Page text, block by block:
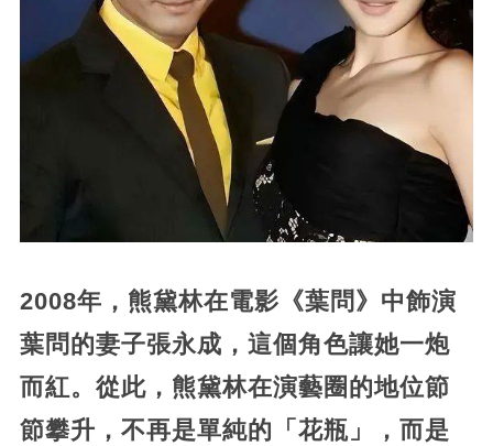
2008年，熊黛林在電影《葉問》中飾演
葉問的妻子張永成，這個角色讓她一炮
而紅。從此，熊黛林在演藝圈的地位節
節攀升，不再是單純的「花瓶」，而是